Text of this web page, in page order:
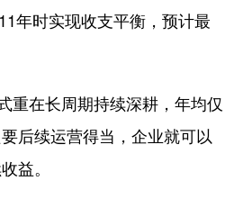
年时实现收支平衡，预计最
在长周期持续深耕，年均仅
后续运营得当，企业就可以
益。